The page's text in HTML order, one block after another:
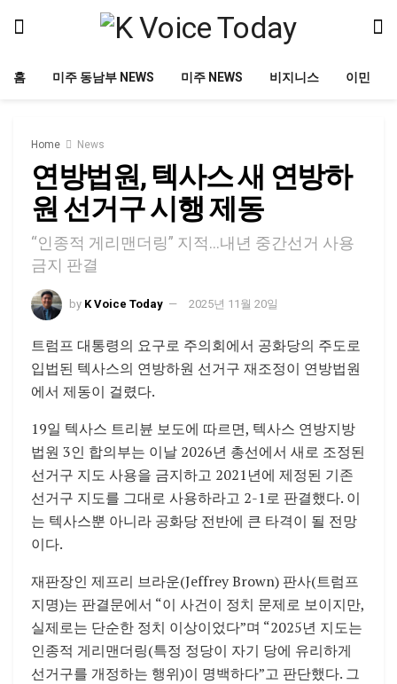
홈 미주 동남부 NEWS 미주 NEWS 비지니스 이민
Home News
연방법원, 텍사스 새 연방하
원 선거구 시행 제동
“인종적 게리맨더링” 지적…내년 중간선거 사용
금지 판결
by K Voice Today 2025년 11월 20일
트럼프 대통령의 요구로 주의회에서 공화당의 주도로
입법된 텍사스의 연방하원 선거구 재조정이 연방법원
에서 제동이 걸렸다.
19일 텍사스 트리뷴 보도에 따르면, 텍사스 연방지방
법원 3인 합의부는 이날 2026년 총선에서 새로 조정된
선거구 지도 사용을 금지하고 2021년에 제정된 기존
선거구 지도를 그대로 사용하라고 2-1로 판결했다. 이
는 텍사스뿐 아니라 공화당 전반에 큰 타격이 될 전망
이다.
재판장인 제프리 브라운(Jeffrey Brown) 판사(트럼프
지명)는 판결문에서 “이 사건이 정치 문제로 보이지만,
실제로는 단순한 정치 이상이었다”며 “2025년 지도는
인종적 게리맨더링(특정 정당이 자기 당에 유리하게
선거구를 개정하는 행위)이 명백하다”고 판단했다. 그